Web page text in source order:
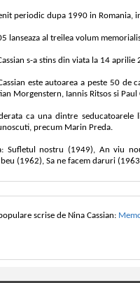
periodic dupa 1990 in Romania,
lanseaza al treilea volum
s-a stins din viata la 14 aprilie
este autoarea a peste 50 de
Morgenstern, Iannis Ritsos si Paul
ca una dintre
precum Marin Preda.
Sufletul nostru (1949), An viu
(1962), Sa ne facem daruri
scrise de Nina Cassian: